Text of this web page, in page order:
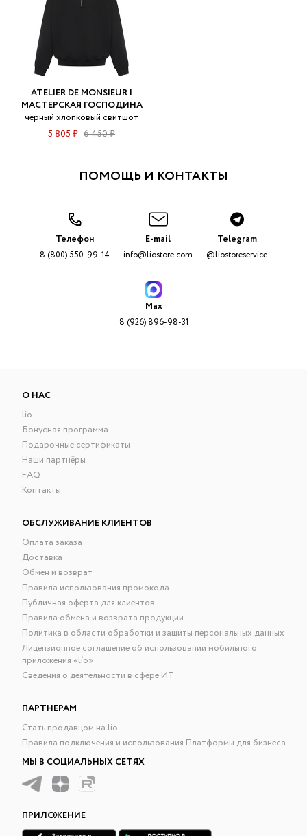
ATELIER DE MONSIEUR |
МАСТЕРСКАЯ ГОСПОДИНА
черный хлопковый свитшот
5 805 ₽ 6 450 ₽
ПОМОЩЬ И КОНТАКТЫ
Телефон
8 (800) 550-99-14
E-mail
info@liostore.com
Telegram
@liostoreservice
Max
8 (926) 896-98-31
О НАС
lio
Бонусная программа
Подарочные сертификаты
Наши партнёры
FAQ
Контакты
ОБСЛУЖИВАНИЕ КЛИЕНТОВ
Оплата заказа
Доставка
Обмен и возврат
Правила использования промокода
Публичная оферта для клиентов
Правила обмена и возврата продукции
Политика в области обработки и защиты персональных данных
Лицензионное соглашение об использовании мобильного
приложения «lío»
Сведения о деятельности в сфере ИТ
ПАРТНЕРАМ
Стать продавцом на lio
Правила подключения и использования Платформы для бизнеса
МЫ В СОЦИАЛЬНЫХ СЕТЯХ
ПРИЛОЖЕНИЕ